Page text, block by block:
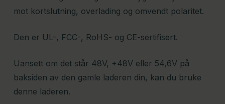
mot kortslutning, overlading og omvendt polaritet.
Den er UL-, FCC-, RoHS- og CE-sertifisert.
Uansett om det står 48V, +48V eller 54,6V på
baksiden av den gamle laderen din, kan du bruke
denne laderen.